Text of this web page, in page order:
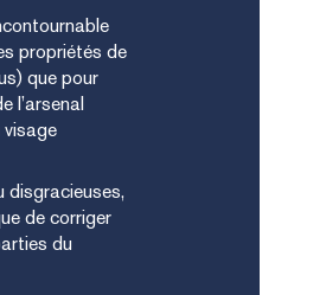
propriétés de
que pour
l’arsenal
visage
disgracieuses,
de corriger
du